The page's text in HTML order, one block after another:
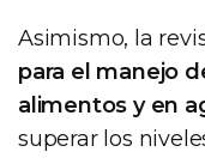
Asimismo, la
para el manejo
alimentos y en
superar los